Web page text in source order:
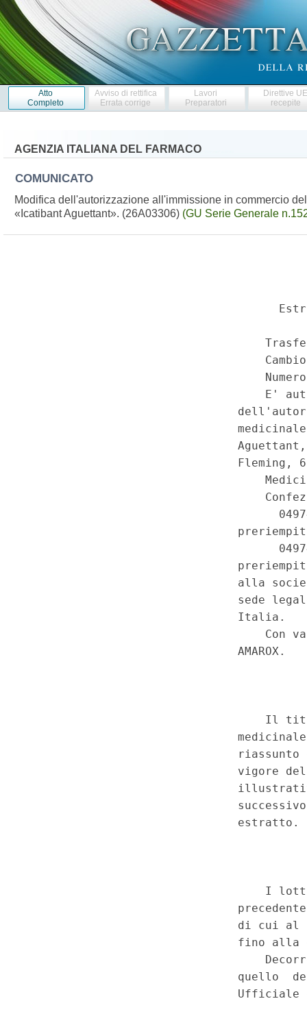
Atto
Completo
Avviso di rettifica
Errata corrige
Lavori
Preparatori
Direttive
recepite
AGENZIA ITALIANA DEL FARMACO
COMUNICATO
Modifica dell'autorizzazione all'immissione in commercio
«Icatibant Aguettant». (26A03306) (GU Serie Generale